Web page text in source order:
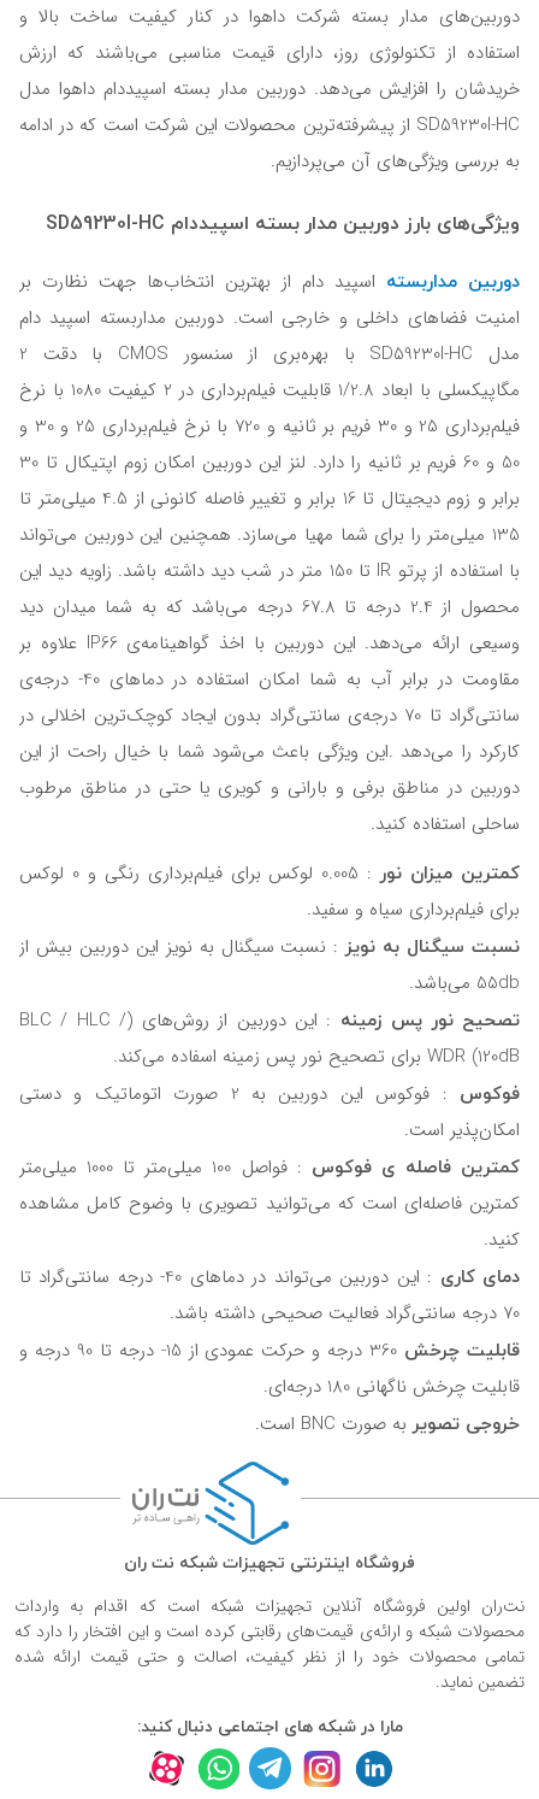
دوربین‌های مدار بسته شرکت داهوا در کنار کیفیت ساخت بالا و
استفاده از تکنولوژی روز، دارای قیمت مناسبی می‌باشند که ارزش
خریدشان را افزایش می‌دهد. دوربین مدار بسته اسپیددام داهوا مدل
SD59230I-HC از پیشرفته‌ترین محصولات این شرکت است که در ادامه
به بررسی ویژگی‌های آن می‌پردازیم.
ویژگی‌های بارز دوربین مدار بسته اسپیددام SD59230I-HC
دوربین مداربسته‌اسپید دام از بهترین انتخاب‌ها جهت نظارت بر
امنیت فضا‌های داخلی و خارجی است. دوربین مداربسته‌ اسپید دام
مگاپیکسلی با ابعاد 1/2.8 قابلیت فیلم‌برداری در 2 کیفیت 1080 با نرخ
فیلم‌برداری 25 و 30 فریم بر ثانیه و 720 با نرخ فیلم‌برداری 25 و 30 و
50 و 60 فریم بر ثانیه را دارد. لنز این دوربین امکان زوم اپتیکال تا 30
برابر و زوم دیجیتال تا 16 برابر و تغییر فاصله کانونی از 4.5 میلی‌متر تا
135 میلی‌متر را برای شما مهیا می‌سازد. همچنین این دوربین می‌تواند
با استفاده از پرتو IR تا 150 متر در شب دید داشته باشد. زاویه دید این
محصول از 2.4 درجه تا 67.8 درجه می‌باشد که به شما میدان دید
وسیعی ارائه می‌دهد. این دوربین با اخذ گواهینامه‌ی IP66 علاوه بر
مقاومت در برابر آب به شما امکان استفاده در دماهای 40- درجه‌ی
سانتی‌گراد تا 70 درجه‌ی سانتی‌گراد بدون ایجاد کوچک‌ترین اخلالی در
کارکرد را می‌دهد .این ویژگی باعث می‌شود شما با خیال راحت از این
دوربین در مناطق برفی و بارانی و کویری یا حتی در مناطق مرطوب
ساحلی استفاده کنید.
کمترین میزان نور
: 0.005 لوکس برای فیلم‌برداری رنگی و 0 لوکس
برای فیلم‌برداری سیاه و سفید.
نسبت سیگنال به نویز: نسبت سیگنال به نویز این دوربین بیش از
55db می‌باشد.
تصحیح نور پس زمینه
: این دوربین از روش‌های (BLC / HLC /
WDR (120dB برای تصحیح نور پس زمینه اسفاده می‌کند.
فوکوس
: فوکوس این دوربین به 2 صورت اتوماتیک و دستی
امکان‌پذیر است.
کمترین فاصله ی فوکوس
: فواصل 100 میلی‌متر تا 1000 میلی‌متر
کمترین فاصله‌ای است که ‌می‌توانید تصویری با وضوح کامل مشاهده
کنید.
دمای کاری
: این دوربین می‌تواند در دماهای 40- درجه سانتی‌گراد تا
70 درجه سانتی‌گراد فعالیت صحیحی داشته باشد.
قابلیت چرخش
360 درجه و حرکت عمودی از 15- درجه تا 90 درجه و
قابلیت چرخش ناگهانی 180 درجه‌ای.
خروجی تصویربه صورت BNC است.
فروشگاه اینترنتی تجهیزات شبکه نت ران
نت‌ران اولین فروشگاه آنلاین تجهیزات شبکه است که اقدام به واردات
محصولات شبکه و ارائه‌ی قیمت‌های رقابتی کرده است و این افتخار را دارد که
تمامی محصولات خود را از نظر کیفیت، اصالت و حتی قیمت ارائه شده
تضمین نماید.
مارا در شبکه های اجتماعی دنبال کنید: